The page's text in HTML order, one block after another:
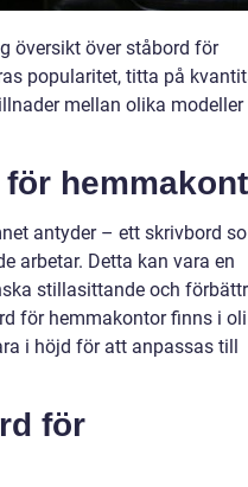
översikt över ståbord för
popularitet, titta på
mellan olika modeller
antyder – ett skrivbord
arbetar. Detta kan vara en
stillasittande och
för hemmakontor finns i
i höjd för att anpassas till
för